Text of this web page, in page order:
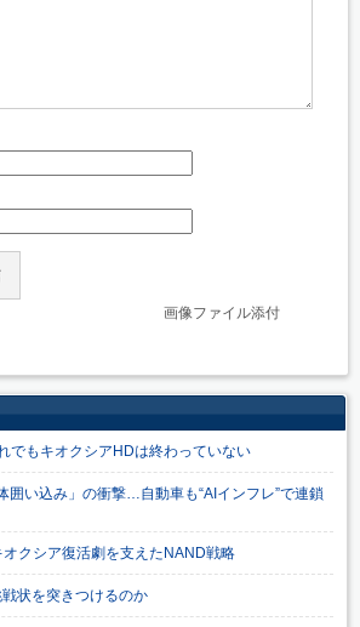
画像ファイル添付
でもキオクシアHDは終わっていない
囲い込み」の衝撃…自動車も“AIインフレ”で連鎖
クシア復活劇を支えたNAND戦略
状を突きつけるのか